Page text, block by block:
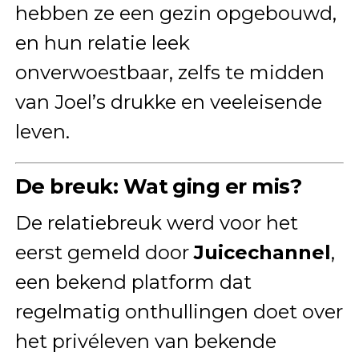
hebben ze een gezin opgebouwd,
en hun relatie leek
onverwoestbaar, zelfs te midden
van Joel’s drukke en veeleisende
leven.
De breuk: Wat ging er mis?
De relatiebreuk werd voor het
eerst gemeld doorJuicechannel,
een bekend platform dat
regelmatig onthullingen doet over
het privéleven van bekende